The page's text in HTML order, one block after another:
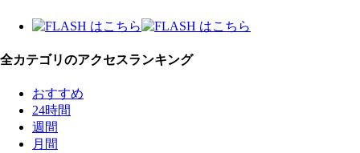
全カテゴリのアクセスランキング
おすすめ
24時間
週間
月間